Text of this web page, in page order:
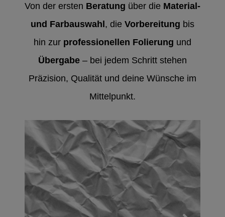
Von der ersten Beratung über die Material-
und Farbauswahl, die Vorbereitung bis
hin zur professionellen Folierung und
Übergabe – bei jedem Schritt stehen
Präzision, Qualität und deine Wünsche im
Mittelpunkt.